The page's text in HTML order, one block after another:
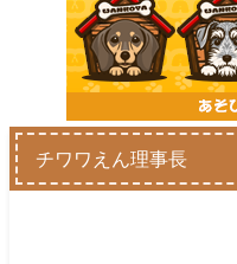
チワワえん理事長